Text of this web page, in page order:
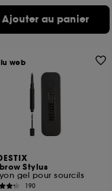
Ajouter au panier
Stylus
gel pour sourcils
190
web